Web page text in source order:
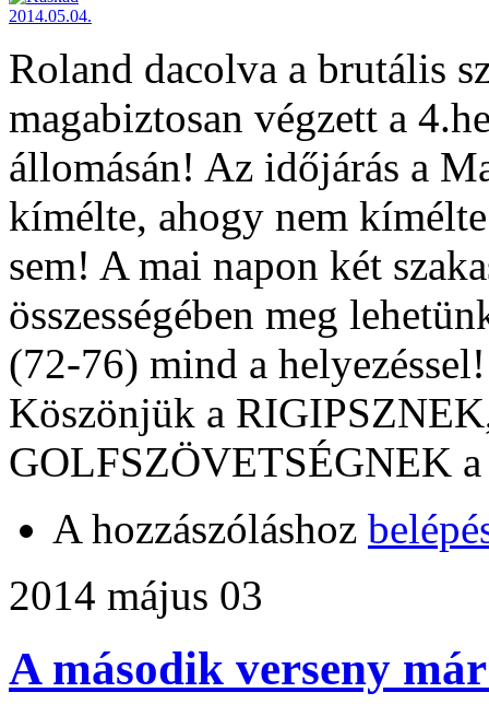
Roland dacolva a brutális
magabiztosan végzett a
állomásán! Az időjárás a
kímélte, ahogy nem
sem! A mai napon két
összességében meg
(72-76) mind a
Köszönjük a
GOLFSZÖVETSÉGNEK a
A hozzászóláshoz
2014 május 03
A második verseny